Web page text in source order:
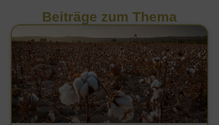
Beiträge zum Thema